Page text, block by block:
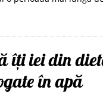
îți iei din
în apă